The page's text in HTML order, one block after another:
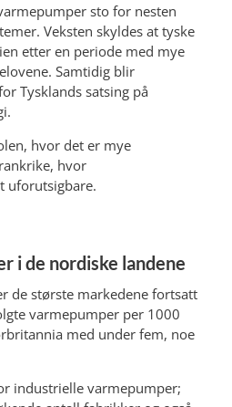
sto for nesten
Veksten skyldes at tyske
etter en periode med mye
Samtidig blir
Tysklands satsing på
hvor det er mye
hvor
uforutsigbare.
i de nordiske landene
de største markedene fortsatt
varmepumper per 1000
med under fem, noe
industrielle varmepumper;